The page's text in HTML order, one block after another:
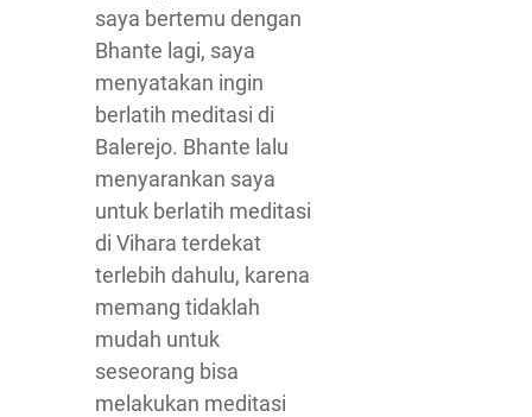
saya bertemu dengan
Bhante lagi, saya
menyatakan ingin
berlatih meditasi di
Balerejo. Bhante lalu
menyarankan saya
untuk berlatih meditasi
di Vihara terdekat
terlebih dahulu, karena
memang tidaklah
mudah untuk
seseorang bisa
melakukan meditasi